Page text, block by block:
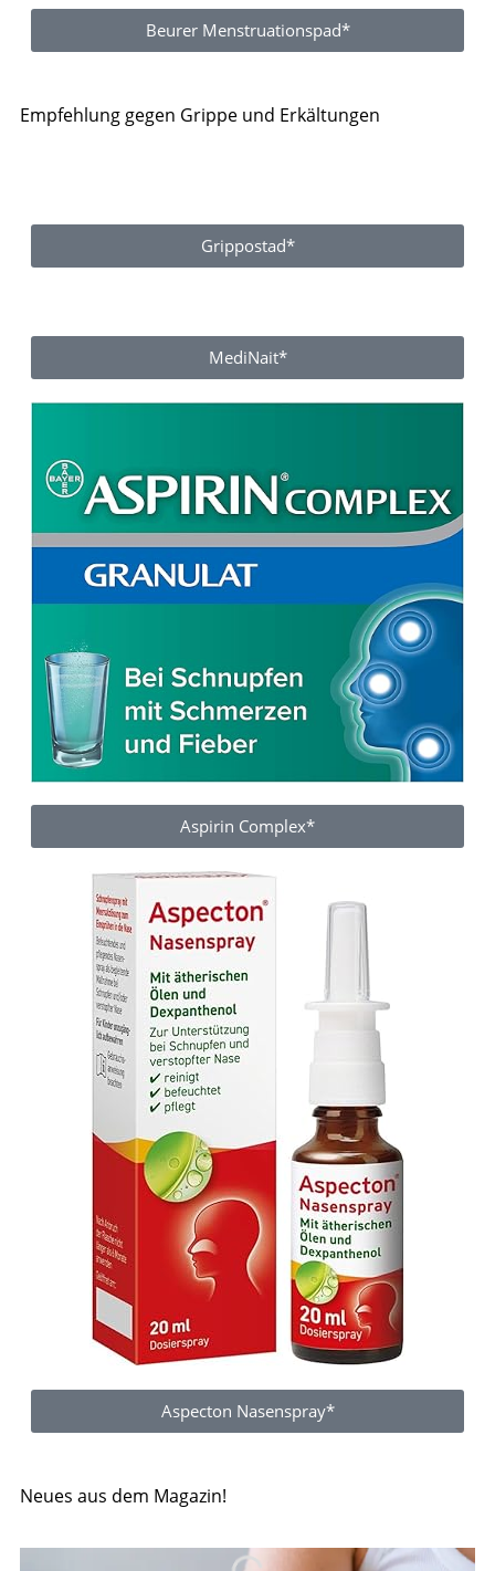
Beurer Menstruationspad*
Empfehlung gegen Grippe und Erkältungen
Grippostad*
MediNait*
Aspirin Complex*
Aspecton Nasenspray*
Neues aus dem Magazin!